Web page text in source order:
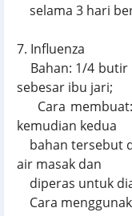
selama 3 hari
7. Influenza
Bahan: 1/4 butir
sebesar ibu jari;
Cara
kemudian kedua
bahan tersebut
air masak dan
diperas untuk
Cara